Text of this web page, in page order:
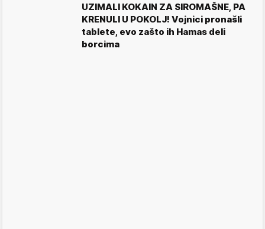
UZIMALI KOKAIN ZA SIROMAŠNE, PA
KRENULI U POKOLJ! Vojnici pronašli
tablete, evo zašto ih Hamas deli
borcima